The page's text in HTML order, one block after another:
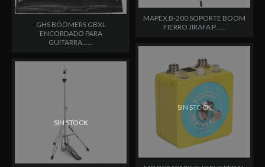
GHS BOOMERS GBXL
ENCORDADO PARA
GUITARRA......
MAPEX B-200 SOPORTE BOOM
FIERRO JIRAFA P......
SIN STOCK
SIN STOCK